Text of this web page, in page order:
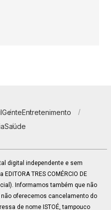
GenteEntretenimento
Saúde
digital independente e sem
TRES COMÉRCIO DE
Informamos também que não
oferecemos cancelamento do
de nome ISTOÉ, tampouco